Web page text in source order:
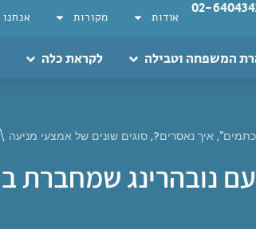
02- אודות מקורות
המשפחה וטבילה לקראת כלה
, איך נאסרים?, סוגים שונים של אמצעי מניעה \
נובהרינג שמחברת